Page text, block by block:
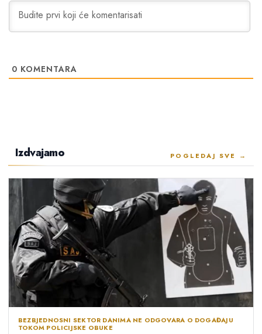
0 KOMENTARA
Izdvajamo POGLEDAJ SVE →
BEZBJEDNOSNI SEKTOR DANIMA NE ODGOVARA O DOGAĐAJU
TOKOM POLICIJSKE OBUKE